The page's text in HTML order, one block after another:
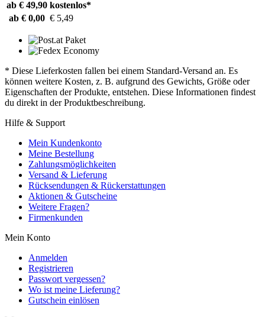
ab € 49,90 kostenlos*
ab € 0,00 € 5,49
* Diese Lieferkosten fallen bei einem Standard-Versand an. Es
können weitere Kosten, z. B. aufgrund des Gewichts, Größe oder
Eigenschaften der Produkte, entstehen. Diese Informationen findest
du direkt in der Produktbeschreibung.
Hilfe & Support
Mein Kundenkonto
Meine Bestellung
Zahlungsmöglichkeiten
Versand & Lieferung
Rücksendungen & Rückerstattungen
Aktionen & Gutscheine
Weitere Fragen?
Firmenkunden
Mein Konto
Anmelden
Registrieren
Passwort vergessen?
Wo ist meine Lieferung?
Gutschein einlösen